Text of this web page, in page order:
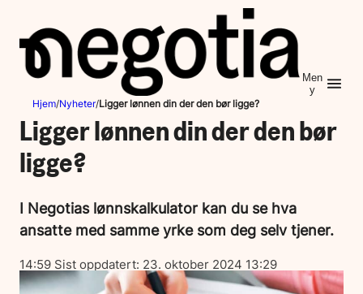
innhold
Men
y
Hjem/Nyheter/Ligger lønnen din der den bør ligge?
Ligger lønnen din der den bør
ligge?
I Negotias lønnskalkulator kan du se hva
ansatte med samme yrke som deg selv tjener.
Lagt
ut
på
14:59 Sist oppdatert: 23. oktober 2024 13:29